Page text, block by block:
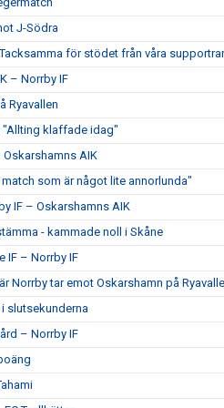
J-Södra
för stödet från våra
– Norrby IF
Ryavallen
"Allting klaffade idag"
AIK
som är något lite annorlunda"
IF – Oskarshamns AIK
- kammade noll i Skåne
IF – Norrby IF
Norrby tar emot Oskarshamn på
slutsekunderna
– Norrby IF